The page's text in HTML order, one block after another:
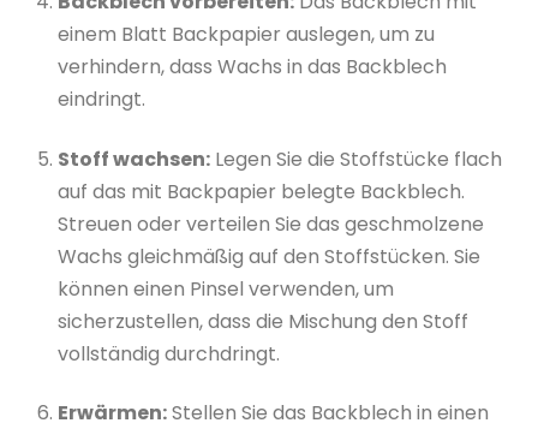
einem Blatt Backpapier auslegen, um zu
verhindern, dass Wachs in das Backblech
eindringt.
Stoff wachsen: Legen Sie die Stoffstücke flach
auf das mit Backpapier belegte Backblech.
Streuen oder verteilen Sie das geschmolzene
Wachs gleichmäßig auf den Stoffstücken. Sie
können einen Pinsel verwenden, um
sicherzustellen, dass die Mischung den Stoff
vollständig durchdringt.
Erwärmen:Stellen Sie das Backblech in einen